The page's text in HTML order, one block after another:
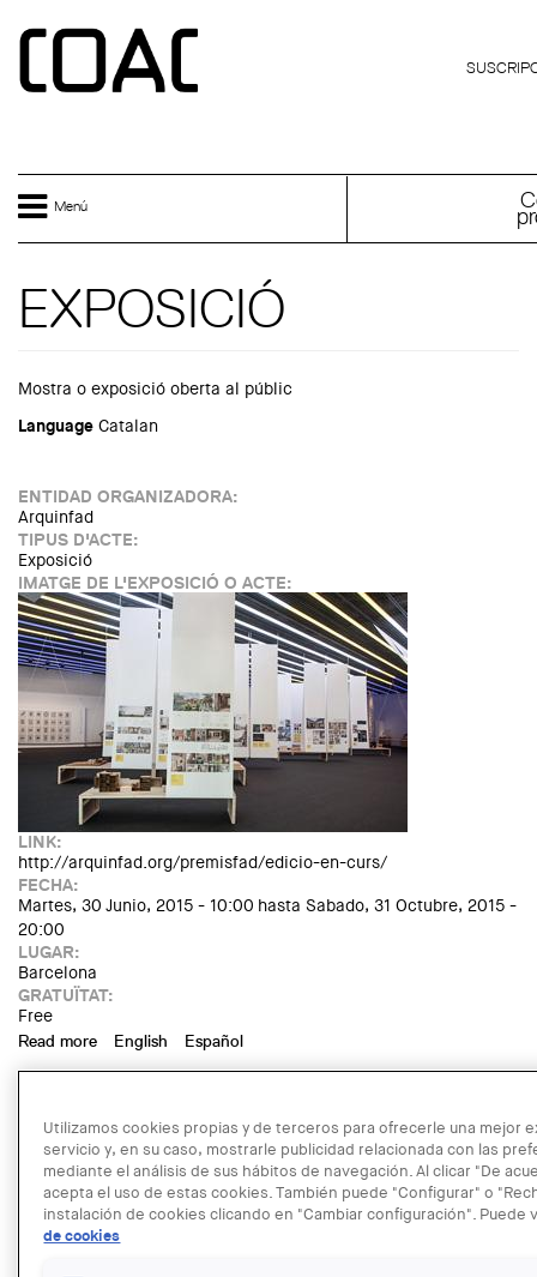
Menú
EXPOSICIÓ
Mostra o exposició oberta al públic
Language Catalan
ENTIDAD ORGANIZADORA:
Arquinfad
TIPUS D'ACTE:
Exposició
IMATGE DE L'EXPOSICIÓ O ACTE:
LINK:
http://arquinfad.org/premisfad/edicio-en-curs/
FECHA:
Martes, 30 Junio, 2015 - 10:00 hasta Sabado, 31 Octubre, 2015 -
20:00
LUGAR:
Barcelona
GRATUÏTAT:
Free
Read more about Exposició Premis FAD 2015
English Español
Exposició
IMATGE DE L'EXPOSICIÓ O ACTE:
Utilizamos cookies propias y de terceros para ofrecerle una mejor
servicio y, en su caso, mostrarle publicidad relacionada con las
mediante el análisis de sus hábitos de navegación. Al clicar "De
acepta el uso de estas cookies. También puede "Configurar" o
instalación de cookies clicando en "Cambiar configuración". Puede
de cookies